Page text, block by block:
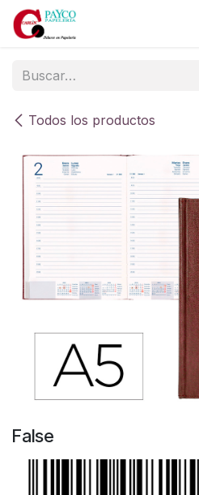
Ir al contenido
Todos los productos
False